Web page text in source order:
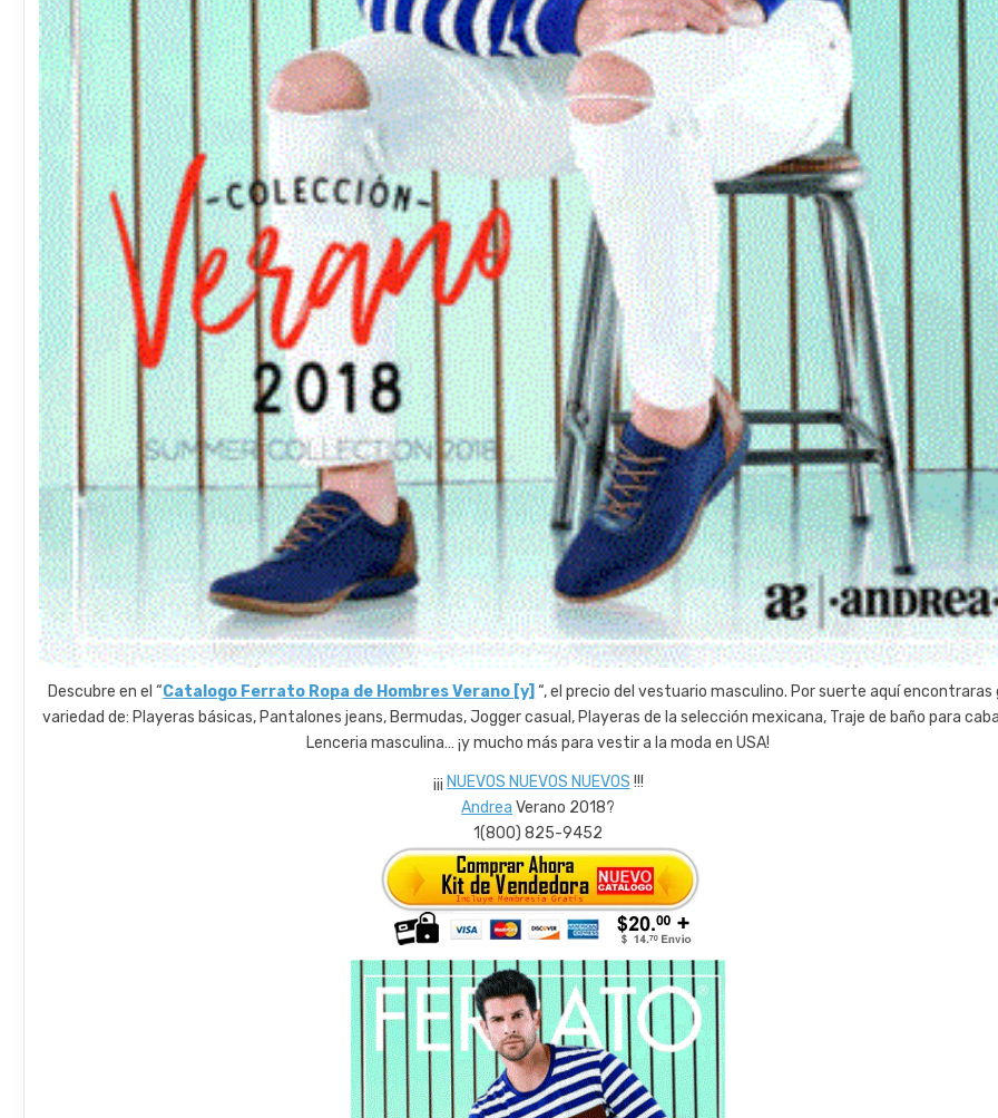
Descubre en el “Catalogo Ferrato Ropa de Hombres Verano [y] “, el precio del vestuario masculino. Por suerte aquí encontraras
variedad de: Playeras básicas, Pantalones jeans, Bermudas, Jogger casual, Playeras de la selección mexicana, Traje de baño para
Lenceria masculina… ¡y mucho más para vestir a la moda en USA!
¡¡¡ NUEVOS NUEVOS NUEVOS !!!
Andrea Verano 2018?
1(800) 825-9452